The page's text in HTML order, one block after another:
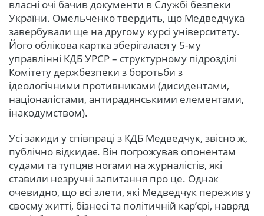
власні очі бачив документи в Службі безпеки
України. Омельченко твердить, що Медведчука
завербували ще на другому курсі університету.
Його облікова картка зберігалася у 5-му
управлінні КДБ УРСР – структурному підрозділі
Комітету держбезпеки з боротьби з
ідеологічними противниками (дисидентами,
націоналістами, антирадянськими елементами,
інакодумством).
Усі закиди у співпраці з КДБ Медведчук, звісно ж,
публічно відкидає. Він погрожував опонентам
судами та тупцяв ногами на журналістів, які
ставили незручні запитання про це. Однак
очевидно, що всі злети, які Медведчук пережив у
своєму житті, бізнесі та політичній кар’єрі, навряд